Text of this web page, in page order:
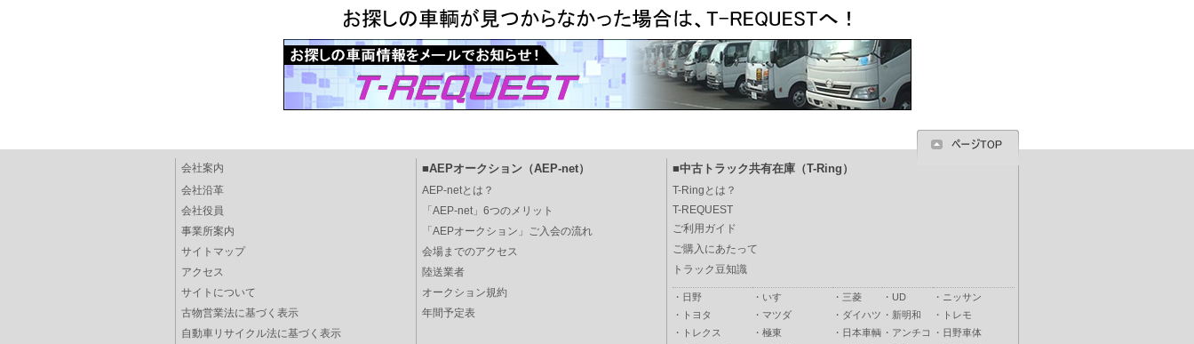
会社案内 ■AEPオークション（AEP-net） ■中古トラック共有在庫（T-Ring）
会社沿革
会社役員
事業所案内
サイトマップ
アクセス
サイトについて
古物営業法に基づく表示
自動車リサイクル法に基づく表示
AEP-netとは？
「AEP-net」6つのメリット
「AEPオークション」ご入会の流れ
会場までのアクセス
陸送業者
オークション規約
年間予定表
T-Ringとは？
T-REQUEST
ご利用ガイド
ご購入にあたって
トラック豆知識
・ 日野 ・ いすゞ ・ 三菱 ・ UD ・ ニッサン
・
トヨタ ・ マツダ ・ ダイハツ ・ 新明和 ・
トレモ
・
トレクス ・ 極東 ・ 日本車輌 ・ アンチコ ・ 日野車体